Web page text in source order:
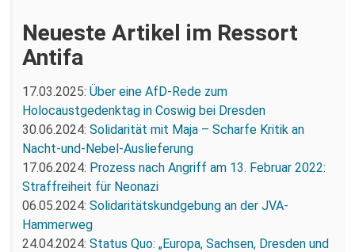
Neueste Artikel im Ressort
Antifa
17.03.2025: Über eine AfD-Rede zum
Holocaustgedenktag in Coswig bei Dresden
30.06.2024: Solidarität mit Maja – Scharfe Kritik an
Nacht-und-Nebel-Auslieferung
17.06.2024: Prozess nach Angriff am 13. Februar 2022:
Straffreiheit für Neonazi
06.05.2024: Solidaritätskundgebung an der JVA-
Hammerweg
24.04.2024: Status Quo: „Europa, Sachsen, Dresden und